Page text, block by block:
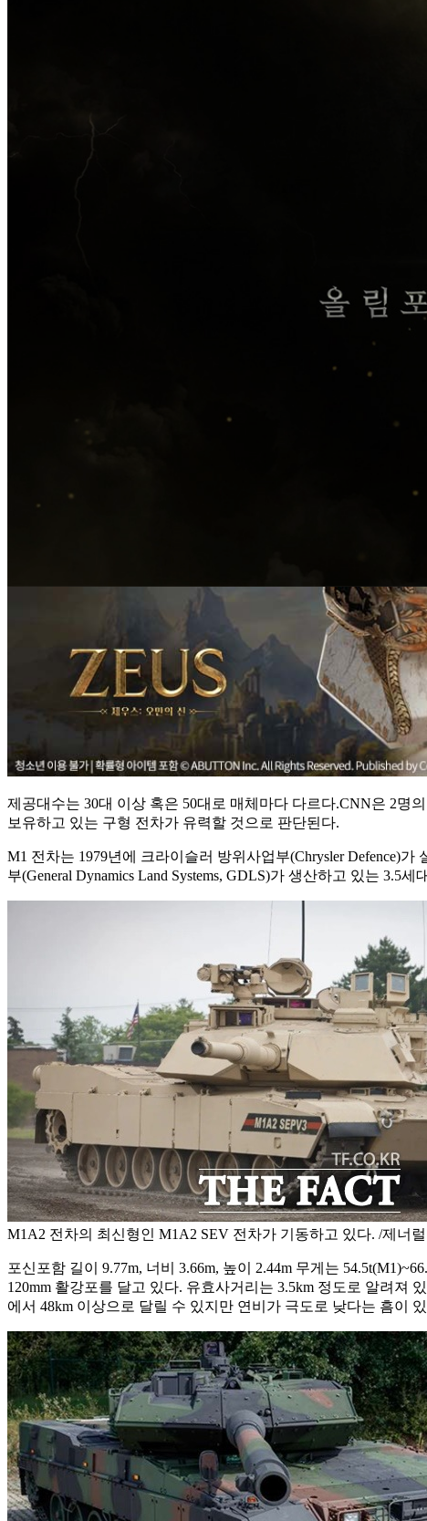
제공대수는 30대 이상 혹은 50대로 매체마다 다르다.CNN은 2명
보유하고 있는 구형 전차가 유력할 것으로 판단된다.
M1 전차는 1979년에 크라이슬러 방위사업부(Chrysler Defence)
부(General Dynamics Land Systems, GDLS)가 생산하고 있는
M1A2 전차의 최신형인 M1A2 SEV 전차가 기동하고 있다. /제너
포신포함 길이 9.77m, 너비 3.66m, 높이 2.44m 무게는
120mm 활강포를 달고 있다. 유효사거리는 3.5km 정도로 알려져
에서 48km 이상으로 달릴 수 있지만 연비가 극도로 낮다는 흠이